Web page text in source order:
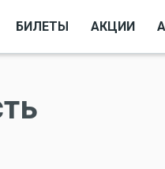
БИЛЕТЫ АКЦИИ